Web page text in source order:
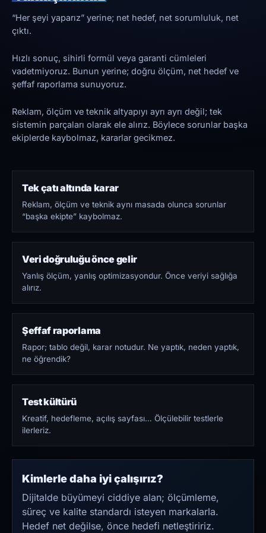
“Her şeyi yaparız” yerine; net hedef, net sorumluluk, net
çıktı.
Hızlı sonuç, sihirli formül veya garanti cümleleri
vadetmiyoruz. Bunun yerine; doğru ölçüm, net hedef ve
şeffaf raporlama sunuyoruz.
Reklam, ölçüm ve teknik altyapıyı ayrı ayrı değil; tek
sistemin parçaları olarak ele alırız. Böylece sorunlar başka
ekiplerde kaybolmaz, kararlar gecikmez.
Tek çatı altında karar
Reklam, ölçüm ve teknik aynı masada olunca sorunlar
“başka ekipte” kaybolmaz.
Veri doğruluğu önce gelir
Yanlış ölçüm, yanlış optimizasyondur. Önce veriyi sağlığa
alırız.
Şeffaf raporlama
Rapor; tablo değil, karar notudur. Ne yaptık, neden yaptık,
ne öğrendik?
Test kültürü
Kreatif, hedefleme, açılış sayfası… Ölçülebilir testlerle
ilerleriz.
Kimlerle daha iyi çalışırız?
Dijitalde büyümeyi ciddiye alan; ölçümleme,
süreç ve kalite standardı isteyen markalarla.
Hedef net değilse, önce hedefi netleştiririz.